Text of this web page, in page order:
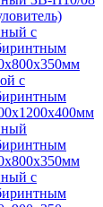
с
с
с